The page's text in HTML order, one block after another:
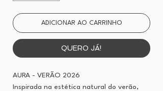
ADICIONAR AO CARRINHO
QUERO JÁ!
AURA - VERÃO 2026
Inspirada na estética natural do verão,